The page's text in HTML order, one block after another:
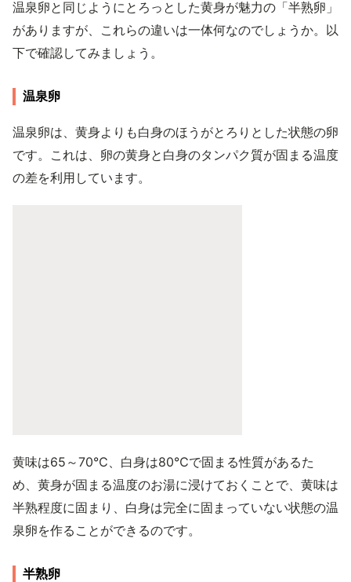
温泉卵と同じようにとろっとした黄身が魅力の「半熟卵」
がありますが、これらの違いは一体何なのでしょうか。以
下で確認してみましょう。
温泉卵
温泉卵は、黄身よりも白身のほうがとろりとした状態の卵
です。これは、卵の黄身と白身のタンパク質が固まる温度
の差を利用しています。
黄味は65～70℃、白身は80℃で固まる性質があるた
め、黄身が固まる温度のお湯に浸けておくことで、黄味は
半熟程度に固まり、白身は完全に固まっていない状態の温
泉卵を作ることができるのです。
半熟卵